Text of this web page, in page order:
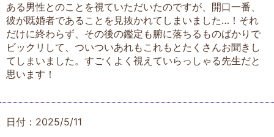
ある男性とのことを視ていただいたのですが、開口一番、
彼が既婚者であることを見抜かれてしまいました…！それ
だけに終わらず、その後の鑑定も腑に落ちるものばかりで
ビックリして、ついついあれもこれもとたくさんお聞きし
てしまいました。すごくよく視えていらっしゃる先生だと
思います！
日付：2025/5/11